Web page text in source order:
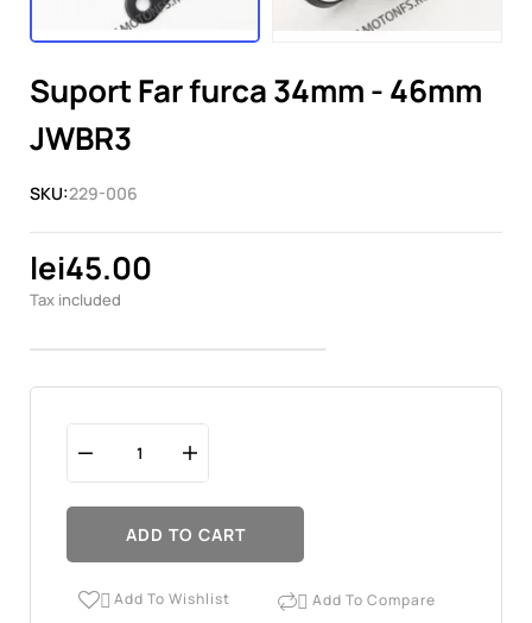
Suport Far furca 34mm - 46mm
JWBR3
SKU:229-006
lei45.00
Tax included
ADD TO CART
 Add To Wishlist  Add To Compare